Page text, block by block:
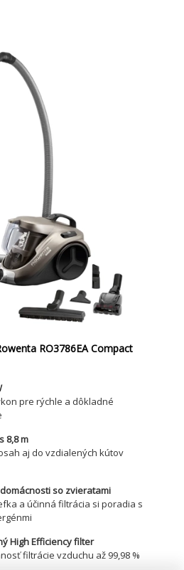
RO3786EA Compact
pre rýchle a dôkladné
8,8 m
aj do vzdialených kútov
so zvieratami
a účinná filtrácia si poradia s
High Efficiency filter
filtrácie vzduchu až 99,98 %